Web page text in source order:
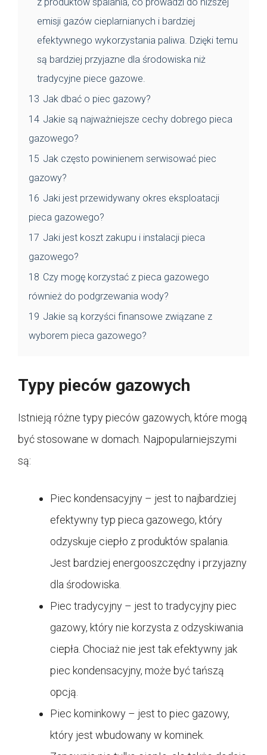
emisji gazów cieplarnianych i bardziej
efektywnego wykorzystania paliwa. Dzięki temu
są bardziej przyjazne dla środowiska niż
tradycyjne piece gazowe.
13 Jak dbać o piec gazowy?
14 Jakie są najważniejsze cechy dobrego pieca
gazowego?
15 Jak często powinienem serwisować piec
gazowy?
16 Jaki jest przewidywany okres eksploatacji
pieca gazowego?
17 Jaki jest koszt zakupu i instalacji pieca
gazowego?
18 Czy mogę korzystać z pieca gazowego
również do podgrzewania wody?
19 Jakie są korzyści finansowe związane z
wyborem pieca gazowego?
Typy pieców gazowych
Istnieją różne typy pieców gazowych, które mogą
być stosowane w domach. Najpopularniejszymi
są:
Piec kondensacyjny – jest to najbardziej
efektywny typ pieca gazowego, który
odzyskuje ciepło z produktów spalania.
Jest bardziej energooszczędny i przyjazny
dla środowiska.
Piec tradycyjny – jest to tradycyjny piec
gazowy, który nie korzysta z odzyskiwania
ciepła. Chociaż nie jest tak efektywny jak
piec kondensacyjny, może być tańszą
opcją.
Piec kominkowy – jest to piec gazowy,
który jest wbudowany w kominek.